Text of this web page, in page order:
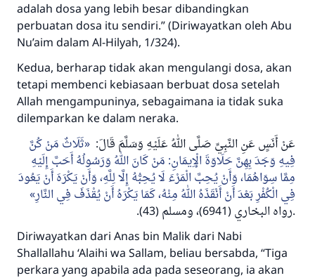
adalah dosa yang lebih besar dibandingkan
perbuatan dosa itu sendiri.” (Diriwayatkan oleh Abu
Nu’aim dalam Al-Hilyah, 1/324).
Kedua, berharap tidak akan mengulangi dosa, akan
tetapi membenci kebiasaan berbuat dosa setelah
Allah mengampuninya, sebagaimana ia tidak suka
dilemparkan ke dalam neraka.
عَنْ أَنَسٍ عَنِ النَّبِيِّ صَلَّى اللهُ عَلَيْهِ وَسَلَّمَ قَالَ:
ثَلَاثٌ مَنْ كُنَّ
فِيهِ وَجَدَ بِهِنَّ حَلَاوَةَ الْإِيمَانِ: مَنْ كَانَ اللهُ وَرَسُولُهُ أَحَبَّ إِلَيْهِ
مِمَّا سِوَاهُمَا، وَأَنْ يُحِبَّ الْمَرْءَ لَا يُحِبُّهُ إِلَّا لِلَّهِ، وَأَنْ يَكْرَهَ أَنْ يَعُودَ
فِي الْكُفْرِ بَعْدَ أَنْ أَنْقَذَهُ اللهُ مِنْهُ، كَمَا يَكْرَهُ أَنْ يُقْذَفَ فِي النَّارِ
.رواه البخاري (6941)، ومسلم
(43).
Diriwayatkan dari Anas bin Malik dari Nabi
Shallallahu ‘Alaihi wa Sallam, beliau bersabda, “Tiga
perkara yang apabila ada pada seseorang, ia akan